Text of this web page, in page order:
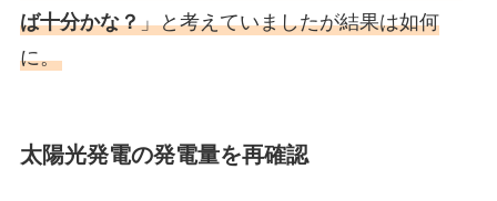
ば十分かな？」と考えていましたが結果は如何
に。
太陽光発電の発電量を再確認